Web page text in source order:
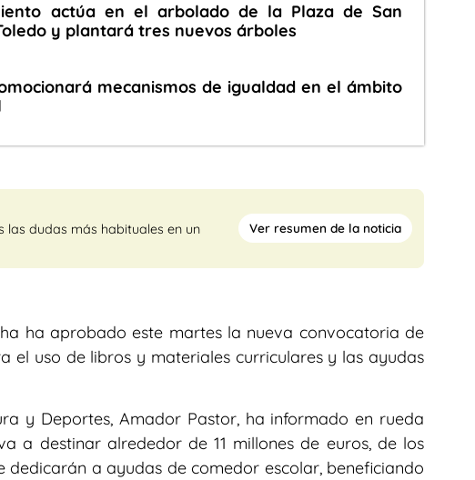
actúa en el arbolado de la Plaza de San
y plantará tres nuevos árboles
mecanismos de igualdad en el ámbito
las dudas más habituales en un
Ver resumen de la noticia
ha aprobado este martes la nueva convocatoria de
el uso de libros y materiales curriculares y las ayudas
y Deportes, Amador Pastor, ha informado en rueda
a destinar alrededor de 11 millones de euros, de los
dedicarán a ayudas de comedor escolar, beneficiando